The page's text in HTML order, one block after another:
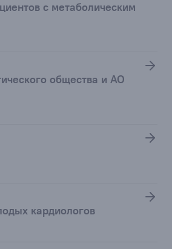
с метаболическим
общества и АО
кардиологов